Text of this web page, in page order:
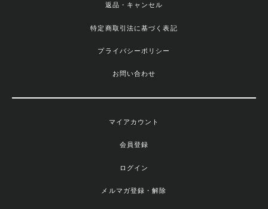
返品・キャンセル
特定商取引法に基づく表記
プライバシーポリシー
お問い合わせ
マイアカウント
会員登録
ログイン
メルマガ登録・解除